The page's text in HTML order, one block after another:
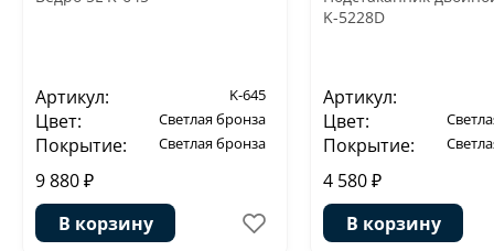
Артикул: K-645
Цвет: Светлая бронза
Покрытие: Светлая бронза
9 880 ₽
В корзину
K-5228D
Артикул:
Цвет:
Покрытие:
4 580 ₽
В корзину